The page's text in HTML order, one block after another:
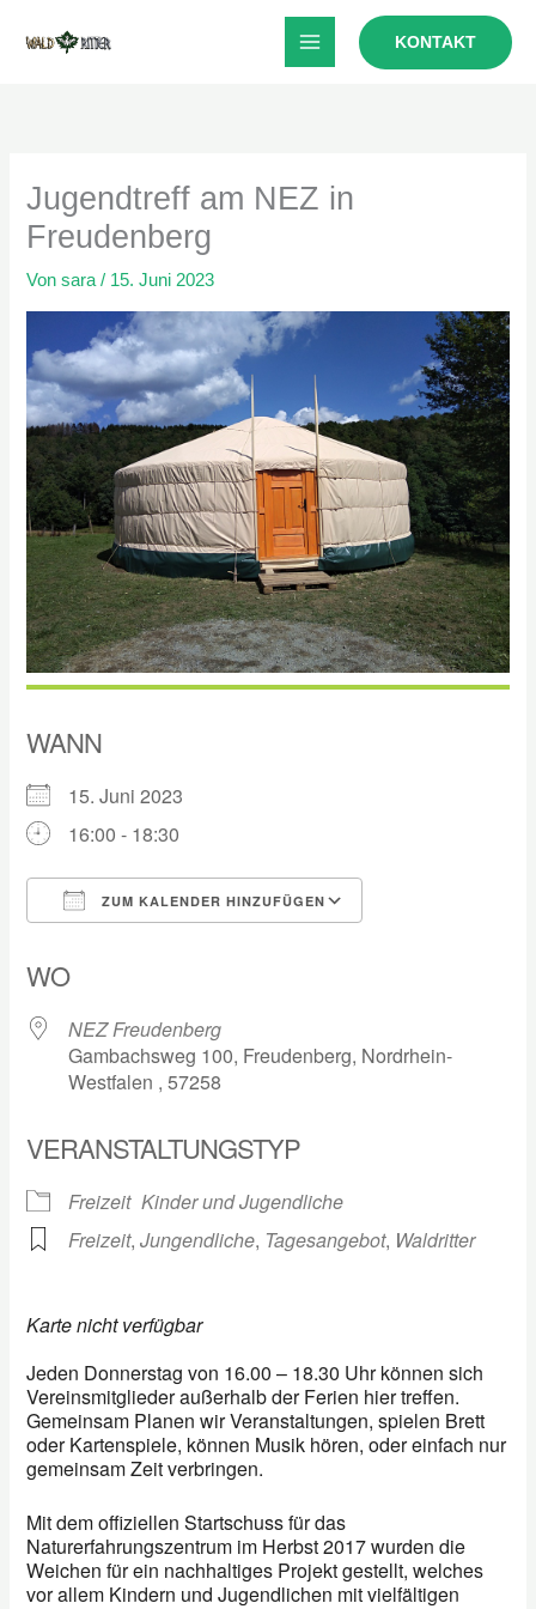
Inhalt
KONTAKT
Jugendtreff am NEZ in
Freudenberg
Vonsara/ 15. Juni 2023
WANN
15. Juni 2023
16:00 - 18:30
ZUM KALENDER HINZUFÜGEN
WO
NEZ Freudenberg
Gambachsweg 100, Freudenberg, Nordrhein-
Westfalen , 57258
VERANSTALTUNGSTYP
Freizeit Kinder und Jugendliche
Freizeit,Jungendliche, Tagesangebot, Waldritter
Karte nicht verfügbar
Jeden Donnerstag von 16.00 – 18.30 Uhr können sich
Vereinsmitglieder außerhalb der Ferien hier treffen.
Gemeinsam Planen wir Veranstaltungen, spielen Brett
oder Kartenspiele, können Musik hören, oder einfach nur
gemeinsam Zeit verbringen.
Mit dem offiziellen Startschuss für das
Naturerfahrungszentrum im Herbst 2017 wurden die
Weichen für ein nachhaltiges Projekt gestellt, welches
vor allem Kindern und Jugendlichen mit vielfältigen